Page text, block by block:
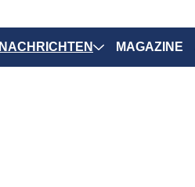
NACHRICHTEN MAGAZINE